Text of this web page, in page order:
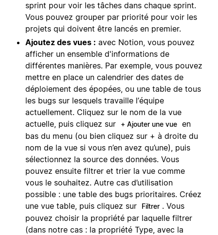
sprint pour voir les tâches dans chaque sprint.
Vous pouvez grouper par priorité pour voir les
projets qui doivent être lancés en premier.
Ajoutez des vues : avec Notion, vous pouvez
afficher un ensemble d'informations de
différentes manières. Par exemple, vous pouvez
mettre en place un calendrier des dates de
déploiement des épopées, ou une table de tous
les bugs sur lesquels travaille l’équipe
actuellement. Cliquez sur le nom de la vue
actuelle, puis cliquez sur
+ Ajouter une vue en
bas du menu (ou bien cliquez sur + à droite du
nom de la vue si vous n’en avez qu’une), puis
sélectionnez la source des données. Vous
pouvez ensuite filtrer et trier la vue comme
vous le souhaitez. Autre cas d’utilisation
possible : une table des bugs prioritaires. Créez
une vue table, puis cliquez sur
Filtrer . Vous
pouvez choisir la propriété par laquelle filtrer
(dans notre cas : la propriété Type, avec la